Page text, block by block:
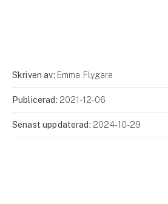
Skriven av: Emma Flygare
Publicerad: 2021-12-06
Senast uppdaterad: 2024-10-29